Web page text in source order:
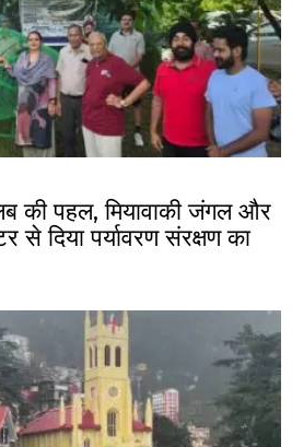
की पहल, मियावाकी जंगल और
से दिया पर्यावरण संरक्षण का